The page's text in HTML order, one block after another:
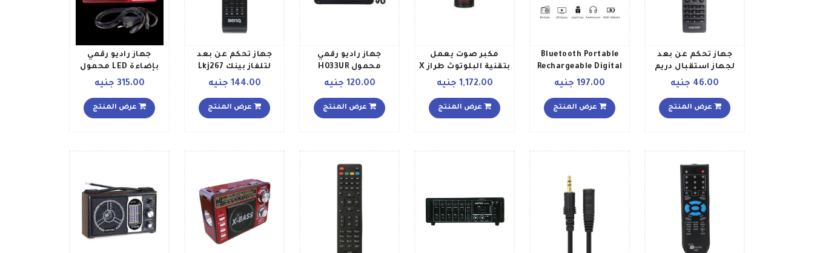
جهاز تحكم عن بعد
لجهاز استقبال دريم
عالي الوضوح dre08
46.00 جنيه
عرض المنتج
Bluetooth Portable
Rechargeable Digital
Radio H798BT
أسودأحمر
197.00 جنيه
عرض المنتج
مكبر صوت يعمل
بتقنية البلوتوث طراز X
636 4601077806364
1,172.00 جنيه
عرض المنتج
جهاز راديو رقمي
محمول H033UR
أحمرأسودأصفر
120.00 جنيه
عرض المنتج
جهاز تحكم عن بعد
لتلفاز بينك Lkj267
أسود
144.00 جنيه
عرض المنتج
جهاز راديو رقمي
بإضاءة LED محمول
وقابل لإعادة الشحن
ومنفذ بطاقة SD RX 177
أحمر أسود فضي
315.00 جنيه
عرض المنتج